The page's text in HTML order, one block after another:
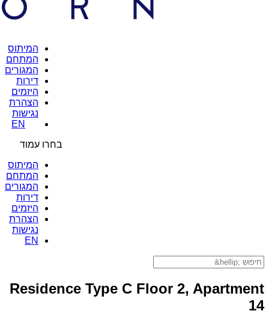
המיתוס
המתחם
המגורים
דירות
היזמים
הצהרת
נגישות
EN
בחרו עמוד
המיתוס
המתחם
המגורים
דירות
היזמים
הצהרת
נגישות
EN
Residence Type C Floor 2, Apartment
14